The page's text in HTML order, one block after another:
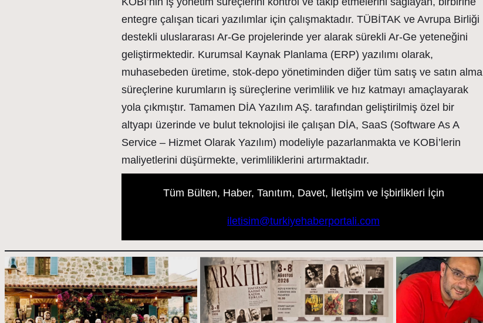
entegre çalışan ticari yazılımlar için çalışmaktadır. TÜBİTAK ve Avrupa Birliği
destekli uluslararası Ar-Ge projelerinde yer alarak sürekli Ar-Ge yeteneğini
geliştirmektedir. Kurumsal Kaynak Planlama (ERP) yazılımı olarak,
muhasebeden üretime, stok-depo yönetiminden diğer tüm satış ve satın alma
süreçlerine kurumların iş süreçlerine verimlilik ve hız katmayı amaçlayarak
yola çıkmıştır. Tamamen DİA Yazılım AŞ. tarafından geliştirilmiş özel bir
altyapı üzerinde ve bulut teknolojisi ile çalışan DİA, SaaS (Software As A
Service – Hizmet Olarak Yazılım) modeliyle pazarlanmakta ve KOBİ’lerin
maliyetlerini düşürmekte, verimliliklerini artırmaktadır.
Tüm Bülten, Haber, Tanıtım, Davet, İletişim ve İşbirlikleri İçin
iletisim@turkiyehaberportali.com